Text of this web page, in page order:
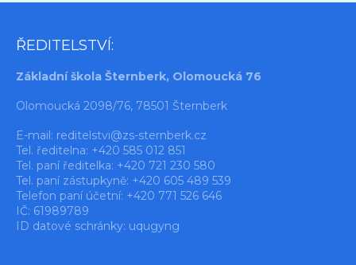
ŘEDITELSTVÍ:
Základní škola Šternberk, Olomoucká 76
Olomoucká 2098/76, 78501 Šternberk
E-mail: reditelstvi@zs-sternberk.cz
Tel. ředitelna: +420 585 012 851
Tel. paní ředitelka: +420 721 230 580
Tel. paní zástupkyně: +420 605 489 539
Telefon paní účetní: +420 771 526 646
IČ: 61989789
ID datové schránky: uqugyng